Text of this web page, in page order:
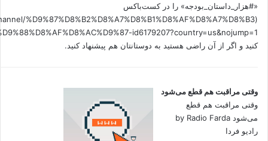
«#هزار_داستان_بودجه» را در کست‌باکس
%D9%87%D8%B2%D8%A7%D8%B1%D8%AF%D8%A7%D8%B3
کنید و اگر از آن راضی هستید به دوستانتان هم پیشنهاد کنید.
وقتی مراقبت هم قطع می‌شود
وقتی مراقبت هم قطع
می‌شود by Radio Farda
رادیو فردا